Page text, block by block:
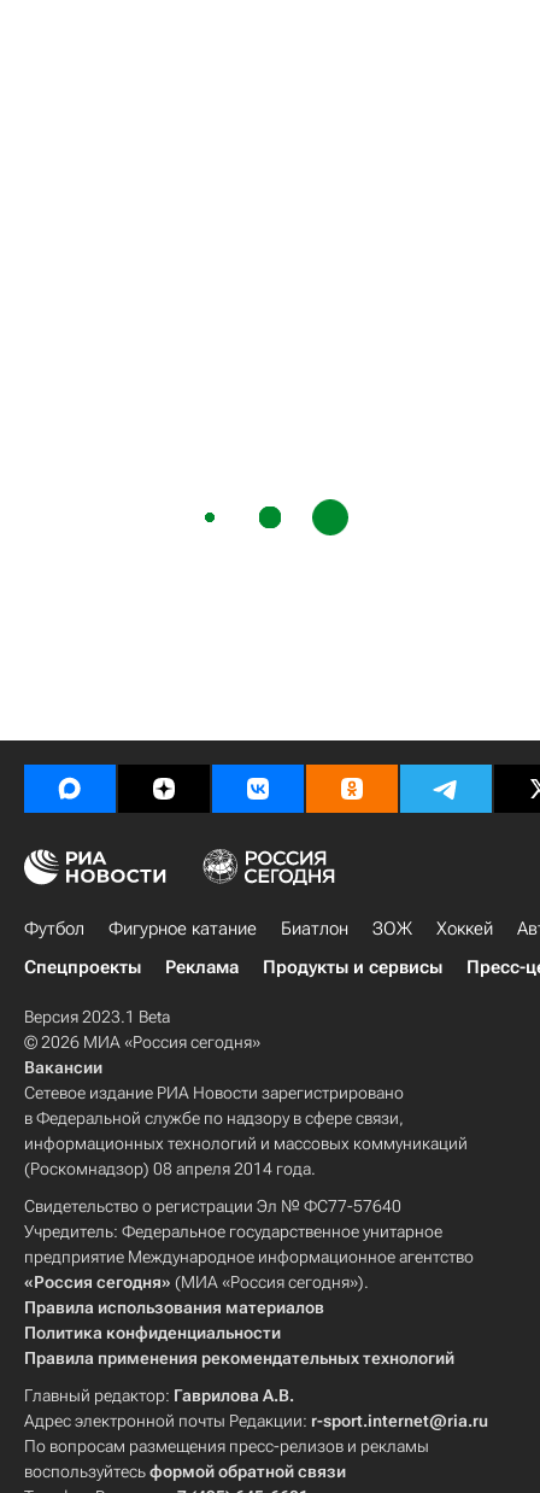
Футбол Фигурное катание Биатлон ЗОЖ Хоккей
Спецпроекты
Реклама Продукты и сервисы Пресс-
Версия 2023.1 Beta
© 2026 МИА «Россия сегодня»
Вакансии
Сетевое издание РИА Новости зарегистрировано
в Федеральной службе по надзору в сфере связи,
информационных технологий и массовых коммуникаций
(Роскомнадзор) 08 апреля 2014 года.
Свидетельство о регистрации Эл № ФС77-57640
Учредитель: Федеральное государственное унитарное
предприятие Международное информационное агентство
«Россия сегодня» (МИА «Россия сегодня»).
Правила использования материалов
Политика конфиденциальности
Правила применения рекомендательных технологий
Главный редактор: Гаврилова А.В.
Адрес электронной почты Редакции: r-sport.internet@ria.ru
По вопросам размещения пресс-релизов и рекламы
воспользуйтесьформой обратной связи